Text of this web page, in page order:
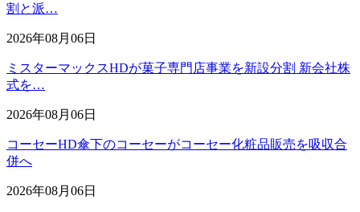
割と派…
2026年08月06日
ミスターマックスHDが菓子専門店事業を新設分割 新会社株
式を…
2026年08月06日
コーセーHD傘下のコーセーがコーセー化粧品販売を吸収合
併へ
2026年08月06日